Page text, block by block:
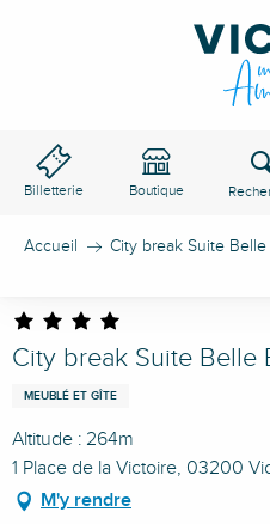
Billetterie Boutique
Accueil City break Suite
City break Suite Belle
MEUBLÉ ET GÎTE
Altitude : 264m
1 Place de la Victoire, 03200
M'y rendre